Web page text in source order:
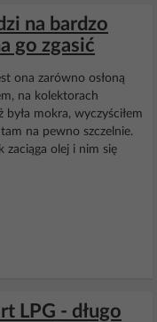
na bardzo
go zgasić
ona zarówno osłoną
na kolektorach
była mokra, wyczyściłem
na pewno szczelnie.
zaciąga olej i nim się
LPG - długo